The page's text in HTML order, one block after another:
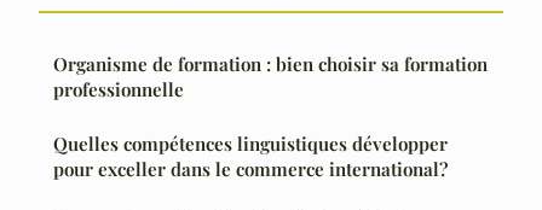
Organisme de formation : bien choisir sa formation
professionnelle
Quelles compétences linguistiques développer
pour exceller dans le commerce international?